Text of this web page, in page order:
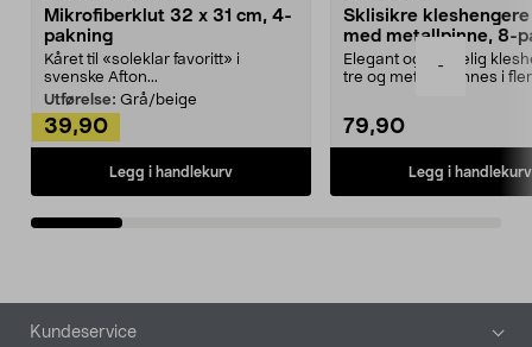
-
Mikrofiberklut 32 x 31 cm, 4-
pakning
Kåret til «soleklar favoritt» i
svenske Afton...
Utførelse: Grå/beige
39,90
Legg i handlekurv
Sklisikre
med metallpinne, 8-
Elegant og skikkelig
tre og metall – finnes i
79,90
Legg i handlekurv
Bunntekst
Kundeservice